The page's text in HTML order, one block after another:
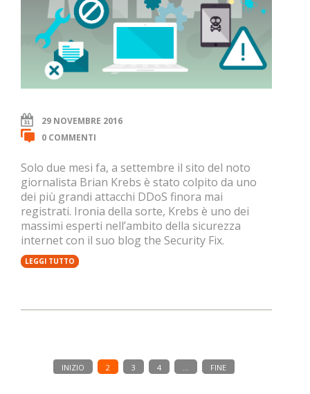
29 NOVEMBRE 2016
0 COMMENTI
Solo due mesi fa, a settembre il sito del noto
giornalista Brian Krebs è stato colpito da uno
dei più grandi attacchi DDoS finora mai
registrati. Ironia della sorte, Krebs è uno dei
massimi esperti nell’ambito della sicurezza
internet con il suo blog the Security Fix.
LEGGI TUTTO
INIZIO 2 3 4 … FINE